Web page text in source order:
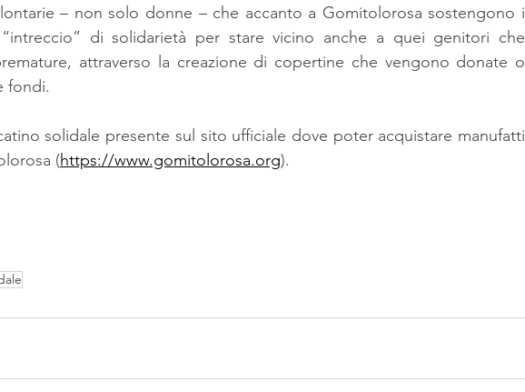
– non solo donne – che accanto a Gomitolorosa sostengono i
di solidarietà per stare vicino anche a quei genitori che
attraverso la creazione di copertine che vengono donate o
fondi.
solidale presente sul sito ufficiale dove poter acquistare manufatti
(https://www.gomitolorosa.org).